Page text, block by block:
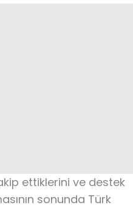
ettiklerini ve destek
sonunda Türk